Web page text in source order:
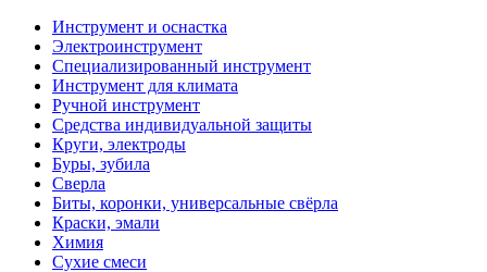
Инструмент и оснастка
Электроинструмент
Специализированный инструмент
Инструмент для климата
Ручной инструмент
Средства индивидуальной защиты
Круги, электроды
Буры, зубила
Сверла
Биты, коронки, универсальные свёрла
Краски, эмали
Химия
Сухие смеси